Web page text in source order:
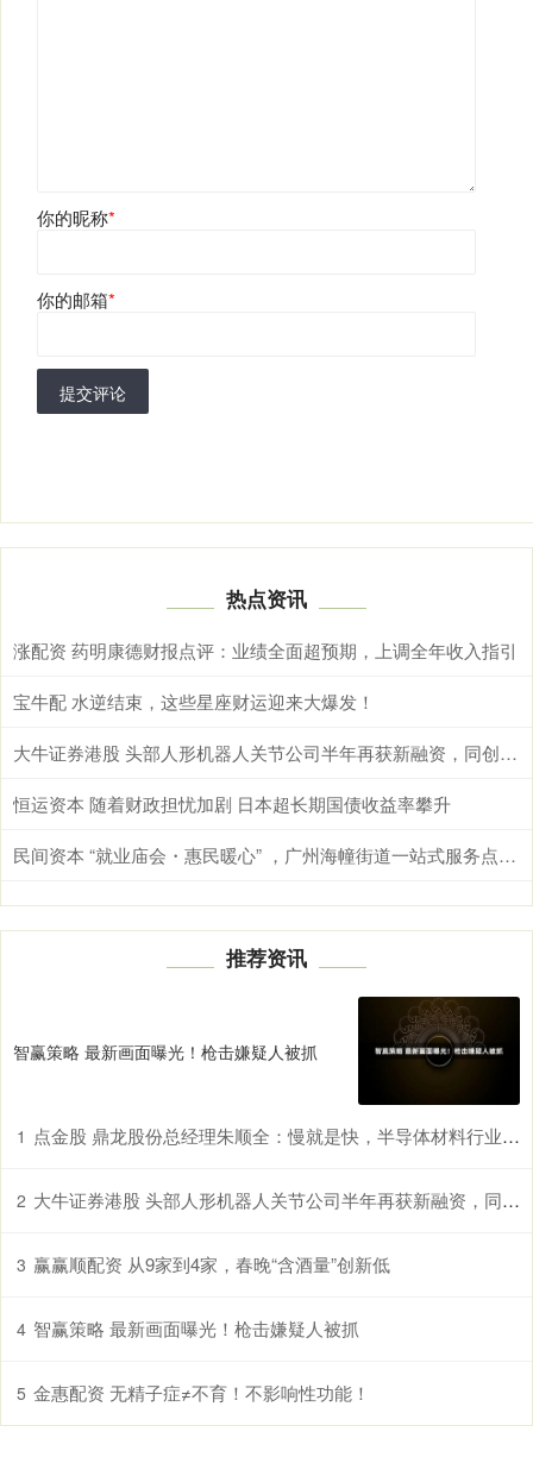
你的昵称*
你的邮箱*
提交评论
热点资讯
涨配资 药明康德财报点评：业绩全面超预期，上调全年收入指引
宝牛配 水逆结束，这些星座财运迎来大爆发！
大牛证券港股 头部人形机器人关节公司半年再获新融资，同创伟业领投数亿元｜硬氪首发
恒运资本 随着财政担忧加剧 日本超长期国债收益率攀升
民间资本 “就业庙会・惠民暖心” ，广州海幢街道一站式服务点亮邻里幸福生活
推荐资讯
智赢策略 最新画面曝光！枪击嫌疑人被抓
1 点金股 鼎龙股份总经理朱顺全：慢就是快，半导体材料行业没有弯道超车
2 大牛证券港股 头部人形机器人关节公司半年再获新融资，同创伟业领投数亿元｜硬氪首发
3 赢赢顺配资 从9家到4家，春晚“含酒量”创新低
4 智赢策略 最新画面曝光！枪击嫌疑人被抓
5 金惠配资 无精子症≠不育！不影响性功能！